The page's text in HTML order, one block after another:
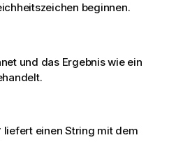
beginnen.
und das Ergebnis wie ein
liefert einen String mit dem